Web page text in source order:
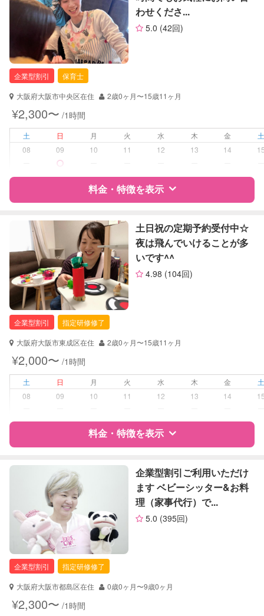
お子様の撮影
（定期特典）
対応不可
サポートの特徴
自治体届出済ベビーシッター
保育士
幼稚園教諭
対応可能/特徴
送迎サポート
病児対応 病児、病後児、ともに不可
障がい児対応 対応可否は個別に相談
レッスン
音楽レッスン
絵・工作レッスン
定期予約 お引き受けしていません
お子様の撮影
（定期特典）
対応不可
わせくださ...
5.0 (42回)
企業型割引
保育士
大阪府大阪市中央区在住
2歳0ヶ月〜15歳11ヶ月
¥2,300〜 /1時間
土 日 月 火 水 木 金
08
09 10 11 12 13 14
料金・特徴を表示
特徴 料金 レビュー
サポートの特徴
資格
企業型割引対象(旧内閣府補助対象)
自治体届出済ベビーシッター
保育士
幼稚園教諭
夜間対応
お泊まり保育
病児対応 病児、病後児、ともに不可
障がい児対応 対応可否は個別に相談
音楽レッスン
定期予約 お引き受けしていません
お子様の撮影
（定期特典）
対応不可
土日祝の定期予約受付中☆
夜は飛んでいけることが多
いです^^
4.98 (104回)
企業型割引
指定研修修了
大阪府大阪市東成区在住
2歳0ヶ月〜15歳11ヶ月
¥2,000〜 /1時間
土 日 月 火 水 木 金
08
09 10 11 12 13 14
料金・特徴を表示
特徴 料金 レビュー
サポートの特徴
資格
企業型割引対象(旧内閣府補助対象)
自治体届出済ベビーシッター
全国保育サービス協会(ACSA)認定ベ
ビーシッター
企業型割引ご利用いただけ
ます ベビーシッター&お料
理（家事代行）で...
5.0 (395回)
企業型割引
指定研修修了
大阪府大阪市都島区在住
0歳0ヶ月〜9歳0ヶ月
¥2,300〜 /1時間